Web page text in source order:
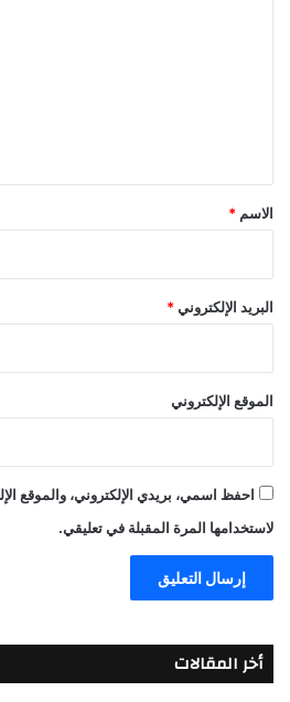
*
الاسم *
البريد الإلكتروني *
الموقع الإلكتروني
احفظ اسمي، بريدي الإلكتروني، والموقع
لاستخدامها المرة المقبلة في تعليقي.
أخر المقالات